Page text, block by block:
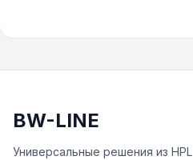
BW-LINE
Универсальные решения из HPL